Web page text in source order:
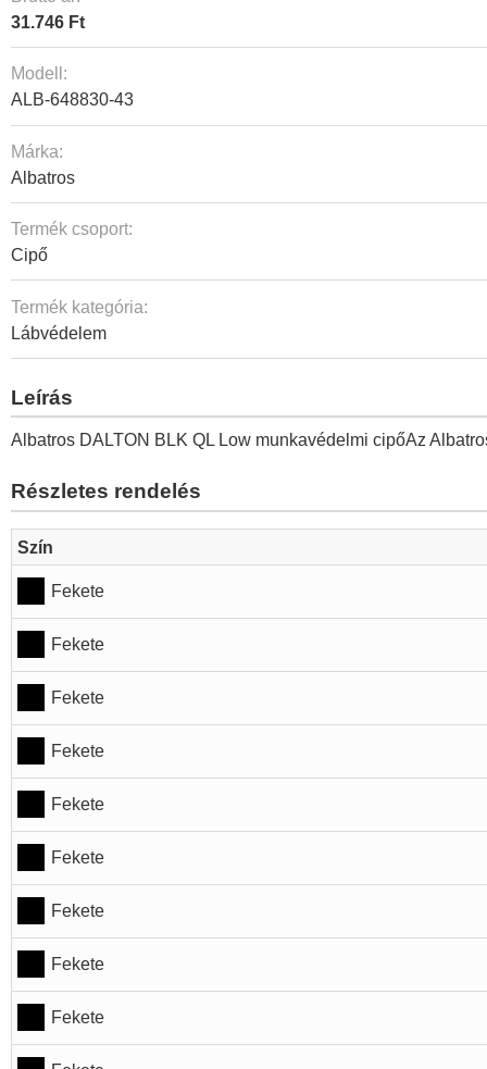
31.746 Ft
Modell:
ALB-648830-43
Márka:
Albatros
Termék csoport:
Cipő
Termék kategória:
Lábvédelem
Leírás
Albatros DALTON BLK QL Low munkavédelmi cipőAz
Részletes rendelés
Szín
Fekete
Fekete
Fekete
Fekete
Fekete
Fekete
Fekete
Fekete
Fekete